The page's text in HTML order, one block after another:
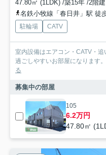
47.80㎡ (1LDK) /築15年 /2階建
名鉄小牧線「春日井」駅 徒
駐輪場 CATV
室内設備はエアコン・CATV・
過ごしやすいお部屋になります
る
募集中の部屋
105
6.2万円
47.80㎡